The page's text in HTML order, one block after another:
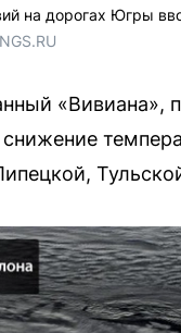
на дорогах Югры
«Вивиана»,